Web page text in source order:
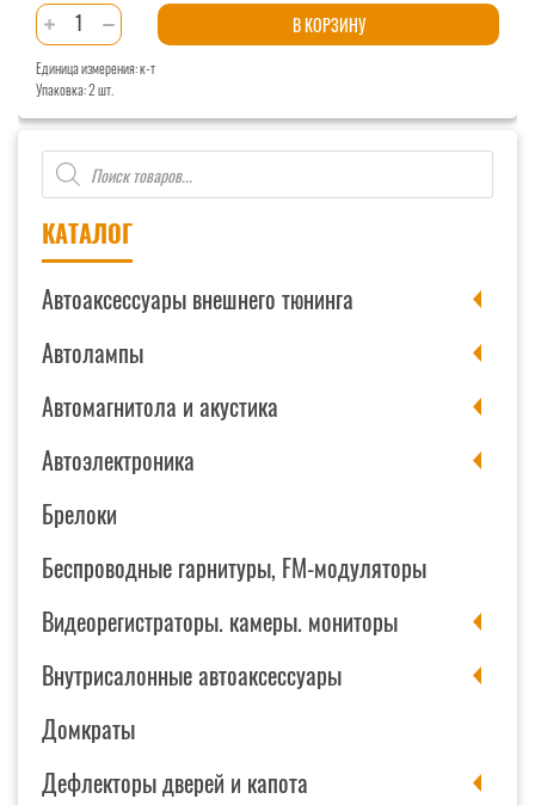
Поиск
товаров
КАТАЛОГ
Автоаксессуары внешнего тюнинга
Автолампы
Автомагнитола и акустика
Автоэлектроника
Брелоки
Беспроводные гарнитуры, FM-модуляторы
Видеорегистраторы. камеры. мониторы
Внутрисалонные автоаксессуары
Домкраты
Дефлекторы дверей и капота
Количество
товара
Bi-
LED
модуль
3.0"
AOZOOM
Truck
Trailer
В КОРЗИНУ
Единица измерения: к-т
Упаковка: 2 шт.